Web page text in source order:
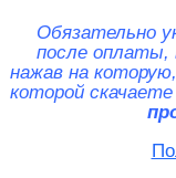
Обязательно
после оплаты,
нажав на
которой